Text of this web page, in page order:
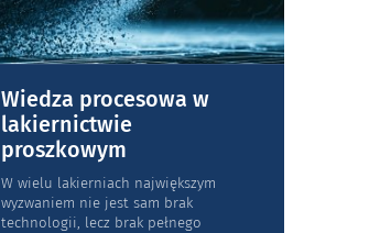
Wiedza procesowa w
lakiernictwie
proszkowym
W wielu lakierniach największym
wyzwaniem nie jest sam brak
technologii, lecz brak pełnego